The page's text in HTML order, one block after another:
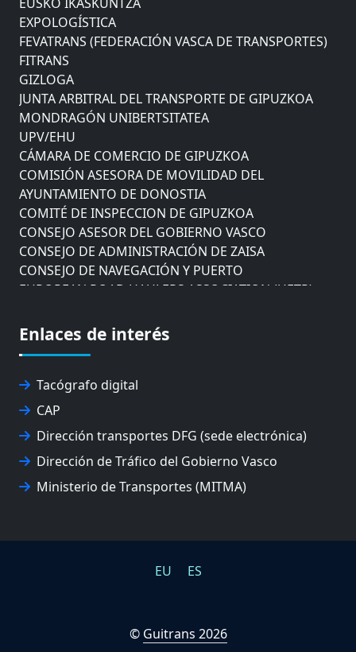
EXPOLOGÍSTICA
FEVATRANS (FEDERACIÓN VASCA DE TRANSPORTES)
FITRANS
GIZLOGA
JUNTA ARBITRAL DEL TRANSPORTE DE GIPUZKOA
MONDRAGÓN UNIBERTSITATEA
UPV/EHU
CÁMARA DE COMERCIO DE GIPUZKOA
COMISIÓN ASESORA DE MOVILIDAD DEL
AYUNTAMIENTO DE DONOSTIA
COMITÉ DE INSPECCION DE GIPUZKOA
CONSEJO ASESOR DEL GOBIERNO VASCO
CONSEJO DE ADMINISTRACIÓN DE ZAISA
CONSEJO DE NAVEGACIÓN Y PUERTO
EUROPEAN ROAD HAULERS ASSOCIATION (UETR)
FEVATRANS (FEDERACIÓN VASCA DE TRANSPORTES)
FITRANS
GIZLOGA
MONDRAGÓN UNIBERTSITATEA
UPV/EHU
Enlaces de interés
Tacógrafo digital
CAP
Dirección transportes DFG (sede electrónica)
Dirección de Tráfico del Gobierno Vasco
Ministerio de Transportes (MITMA)
EU ES
© Guitrans 2026